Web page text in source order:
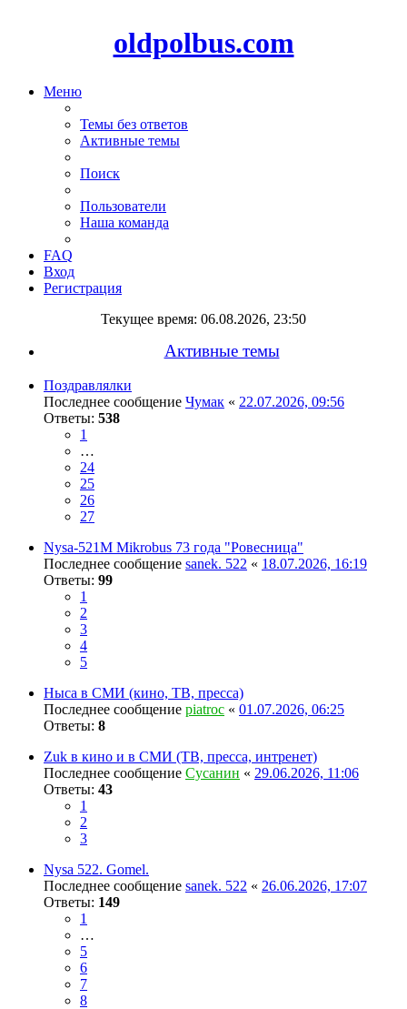
oldpolbus.com
Меню
Темы без ответов
Активные темы
Поиск
Пользователи
Наша команда
FAQ
Вход
Регистрация
Текущее время: 06.08.2026, 23:50
Активные темы
Поздравлялки
Последнее сообщение Чумак « 22.07.2026, 09:56
Ответы: 538
1
…
24
25
26
27
Nysa-521M Mikrobus 73 года "Ровесница"
Последнее сообщение sanek. 522 « 18.07.2026, 16:19
Ответы: 99
1
2
3
4
5
Ныса в СМИ (кино, ТВ, пресса)
Последнее сообщение piatroc « 01.07.2026, 06:25
Ответы: 8
Zuk в кино и в СМИ (ТВ, пресса, интренет)
Последнее сообщение Сусанин « 29.06.2026, 11:06
Ответы: 43
1
2
3
Nysa 522. Gomel.
Последнее сообщение sanek. 522 « 26.06.2026, 17:07
Ответы: 149
1
…
5
6
7
8